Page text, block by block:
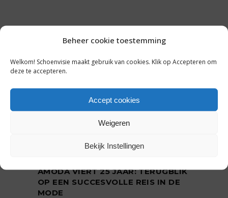
Beheer cookie toestemming
Welkom! Schoenvisie maakt gebruik van cookies. Klik op Accepteren om
deze te accepteren.
Accept cookies
Weigeren
Bekijk Instellingen
LAATSTE NIEUWS
AMODA VIERT 25 JAAR: TERUGBLIK
OP EEN SUCCESVOLLE REIS IN DE
MODE